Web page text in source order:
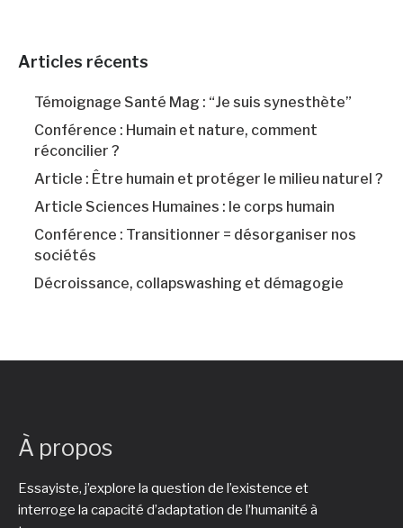
Articles récents
Témoignage Santé Mag : “Je suis synesthète”
Conférence : Humain et nature, comment
réconcilier ?
Article : Être humain et protéger le milieu naturel ?
Article Sciences Humaines : le corps humain
Conférence : Transitionner = désorganiser nos
sociétés
Décroissance, collapswashing et démagogie
À propos
Essayiste, j’explore la question de l’existence et
interroge la capacité d’adaptation de l’humanité à